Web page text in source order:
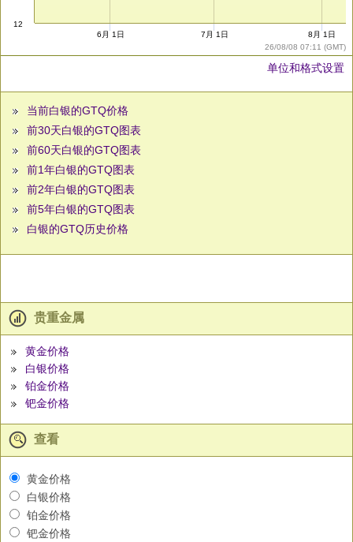
26/08/08 07:11 (GMT)
12
6月 1日 7月 1日 8月 1日
单位和格式设置
当前白银的GTQ价格
前30天白银的GTQ图表
前60天白银的GTQ图表
前1年白银的GTQ图表
前2年白银的GTQ图表
前5年白银的GTQ图表
白银的GTQ历史价格
贵重金属
黄金价格
白银价格
铂金价格
钯金价格
查看
黄金价格
白银价格
铂金价格
钯金价格